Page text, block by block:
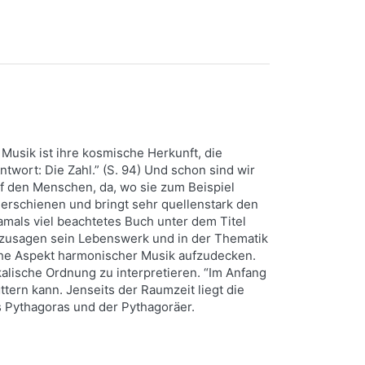
ist ihre kosmische Herkunft, die
Die Zahl.” (S. 94) Und schon sind wir
Menschen, da, wo sie zum Beispiel
und bringt sehr quellenstark den
viel beachtetes Buch unter dem Titel
sein Lebenswerk und in der Thematik
Aspekt harmonischer Musik aufzudecken.
Ordnung zu interpretieren. “Im Anfang
kann. Jenseits der Raumzeit liegt die
und der Pythagoräer.